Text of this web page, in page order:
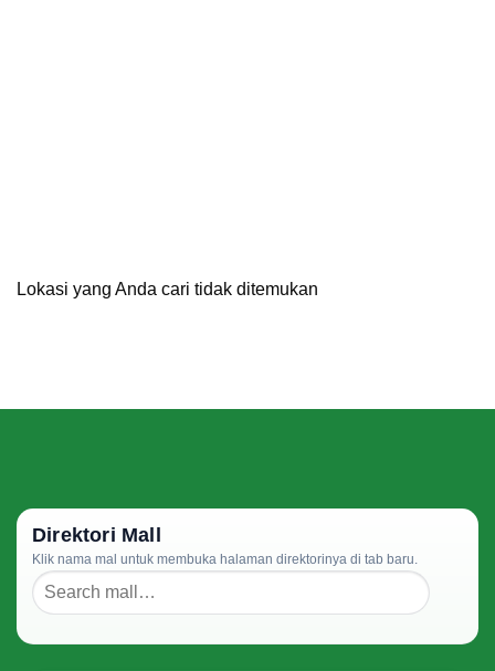
Lokasi yang Anda cari tidak ditemukan
Direktori Mall
Klik nama mal untuk membuka halaman direktorinya di tab baru.